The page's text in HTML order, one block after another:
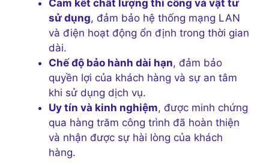
Cam kết chất lượng thi công và vật tư
sử dụng, đảm bảo hệ thống mạng LAN
và điện hoạt động ổn định trong thời gian
dài.
Chế độ bảo hành dài hạn, đảm bảo
quyền lợi của khách hàng và sự an tâm
khi sử dụng dịch vụ.
Uy tín và kinh nghiệm, được minh chứng
qua hàng trăm công trình đã hoàn thiện
và nhận được sự hài lòng của khách
hàng.